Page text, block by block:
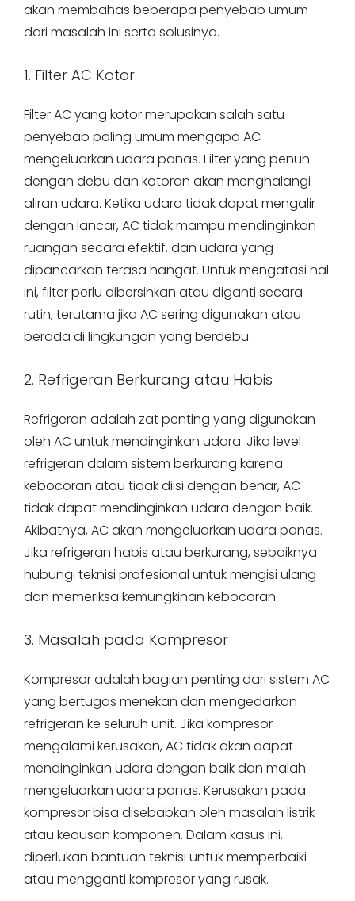
akan membahas beberapa penyebab umum
dari masalah ini serta solusinya.
1. Filter AC Kotor
Filter AC yang kotor merupakan salah satu
penyebab paling umum mengapa AC
mengeluarkan udara panas. Filter yang penuh
dengan debu dan kotoran akan menghalangi
aliran udara. Ketika udara tidak dapat mengalir
dengan lancar, AC tidak mampu mendinginkan
ruangan secara efektif, dan udara yang
dipancarkan terasa hangat. Untuk mengatasi hal
ini, filter perlu dibersihkan atau diganti secara
rutin, terutama jika AC sering digunakan atau
berada di lingkungan yang berdebu.
2. Refrigeran Berkurang atau Habis
Refrigeran adalah zat penting yang digunakan
oleh AC untuk mendinginkan udara. Jika level
refrigeran dalam sistem berkurang karena
kebocoran atau tidak diisi dengan benar, AC
tidak dapat mendinginkan udara dengan baik.
Akibatnya, AC akan mengeluarkan udara panas.
Jika refrigeran habis atau berkurang, sebaiknya
hubungi teknisi profesional untuk mengisi ulang
dan memeriksa kemungkinan kebocoran.
3. Masalah pada Kompresor
Kompresor adalah bagian penting dari sistem AC
yang bertugas menekan dan mengedarkan
refrigeran ke seluruh unit. Jika kompresor
mengalami kerusakan, AC tidak akan dapat
mendinginkan udara dengan baik dan malah
mengeluarkan udara panas. Kerusakan pada
kompresor bisa disebabkan oleh masalah listrik
atau keausan komponen. Dalam kasus ini,
diperlukan bantuan teknisi untuk memperbaiki
atau mengganti kompresor yang rusak.